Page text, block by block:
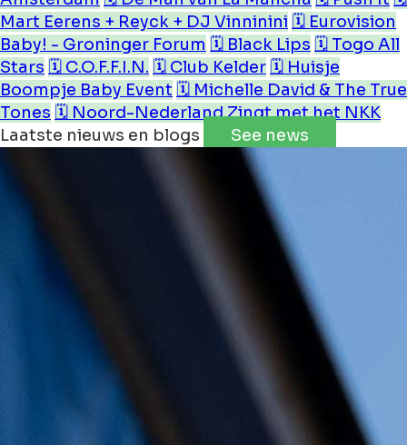
Mart Eerens + Reyck + DJ Vinninini 🗓️ Eurovision
Baby! - Groninger Forum 🗓️ Black Lips 🗓️ Togo All
Stars 🗓️ C.O.F.F.I.N. 🗓️ Club Kelder 🗓️ Huisje
Boompje Baby Event 🗓️ Michelle David & The True
Tones 🗓️ Noord-Nederland Zingt met het NKK
Laatste nieuws en blogs
See news